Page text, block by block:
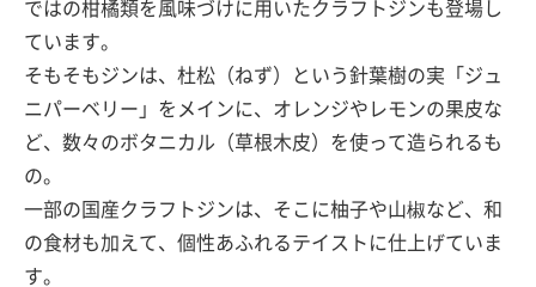
ではの柑橘類を風味づけに用いたクラフトジンも登場し
ています。
そもそもジンは、杜松（ねず）という針葉樹の実「ジュ
ニパーベリー」をメインに、オレンジやレモンの果皮な
ど、数々のボタニカル（草根木皮）を使って造られるも
の。
一部の国産クラフトジンは、そこに柚子や山椒など、和
の食材も加えて、個性あふれるテイストに仕上げていま
す。